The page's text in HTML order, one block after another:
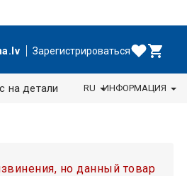
Зарегистрироваться
на детали RU ИНФОРМАЦИЯ
но данный товар